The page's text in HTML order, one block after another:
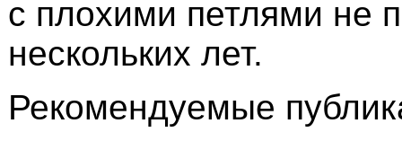
с плохими петлями не
нескольких лет.
Рекомендуемые